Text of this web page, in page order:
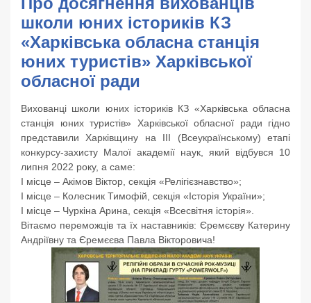
школи юних істориків КЗ
«Харківська обласна станція
юних туристів» Харківської
обласної ради
Вихованці школи юних істориків КЗ «Харківська обласна
станція юних туристів» Харківської обласної ради гідно
представили Харківщину на ІІІ (Всеукраїнському) етапі
конкурсу-захисту Малої академії наук, який відбувся 10
липня 2022 року, а саме:
І місце – Акімов Віктор, секція «Релігієзнавство»;
І місце – Колесник Тимофій, секція «Історія України»;
І місце – Чуркіна Арина, секція «Всесвітня історія».
Вітаємо переможців та їх наставників: Єремєєву Катерину
Андріївну та Єремєєва Павла Вікторовича!